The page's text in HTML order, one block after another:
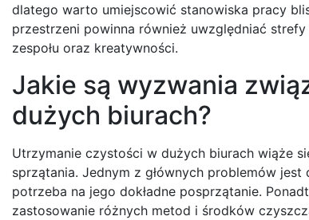
dlatego warto umiejscowić stanowiska pracy
przestrzeni powinna również uwzględniać
zespołu oraz kreatywności.
Jakie są wyzwania
dużych biurach?
Utrzymanie czystości w dużych biurach wiąże
sprzątania. Jednym z głównych problemów
potrzeba na jego dokładne posprzątanie.
zastosowanie różnych metod i środków